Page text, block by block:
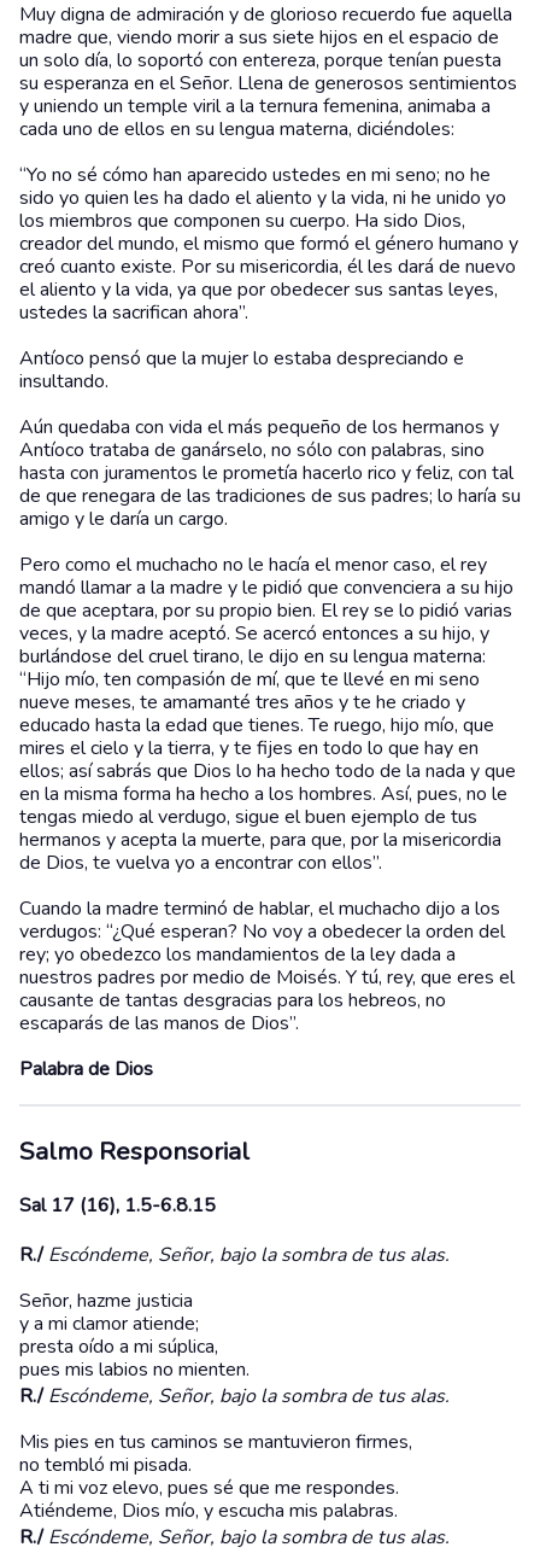
Muy digna de admiración y de glorioso recuerdo fue aquella
madre que, viendo morir a sus siete hijos en el espacio de
un solo día, lo soportó con entereza, porque tenían puesta
su esperanza en el Señor. Llena de generosos sentimientos
y uniendo un temple viril a la ternura femenina, animaba a
cada uno de ellos en su lengua materna, diciéndoles:
“Yo no sé cómo han aparecido ustedes en mi seno; no he
sido yo quien les ha dado el aliento y la vida, ni he unido yo
los miembros que componen su cuerpo. Ha sido Dios,
creador del mundo, el mismo que formó el género humano y
creó cuanto existe. Por su misericordia, él les dará de nuevo
el aliento y la vida, ya que por obedecer sus santas leyes,
ustedes la sacrifican ahora”.
Antíoco pensó que la mujer lo estaba despreciando e
insultando.
Aún quedaba con vida el más pequeño de los hermanos y
Antíoco trataba de ganárselo, no sólo con palabras, sino
hasta con juramentos le prometía hacerlo rico y feliz, con tal
de que renegara de las tradiciones de sus padres; lo haría su
amigo y le daría un cargo.
Pero como el muchacho no le hacía el menor caso, el rey
mandó llamar a la madre y le pidió que convenciera a su hijo
de que aceptara, por su propio bien. El rey se lo pidió varias
veces, y la madre aceptó. Se acercó entonces a su hijo, y
burlándose del cruel tirano, le dijo en su lengua materna:
“Hijo mío, ten compasión de mí, que te llevé en mi seno
nueve meses, te amamanté tres años y te he criado y
educado hasta la edad que tienes. Te ruego, hijo mío, que
mires el cielo y la tierra, y te fijes en todo lo que hay en
ellos; así sabrás que Dios lo ha hecho todo de la nada y que
en la misma forma ha hecho a los hombres. Así, pues, no le
tengas miedo al verdugo, sigue el buen ejemplo de tus
hermanos y acepta la muerte, para que, por la misericordia
de Dios, te vuelva yo a encontrar con ellos”.
Cuando la madre terminó de hablar, el muchacho dijo a los
verdugos: “¿Qué esperan? No voy a obedecer la orden del
rey; yo obedezco los mandamientos de la ley dada a
nuestros padres por medio de Moisés. Y tú, rey, que eres el
causante de tantas desgracias para los hebreos, no
escaparás de las manos de Dios”.
Palabra de Dios
Salmo Responsorial
Sal 17 (16), 1.5-6.8.15
R./ Escóndeme, Señor, bajo la sombra de tus alas.
Señor, hazme justicia
y a mi clamor atiende;
presta oído a mi súplica,
pues mis labios no mienten.
R./ Escóndeme, Señor, bajo la sombra de tus alas.
Mis pies en tus caminos se mantuvieron firmes,
no tembló mi pisada.
A ti mi voz elevo, pues sé que me respondes.
Atiéndeme, Dios mío, y escucha mis palabras.
R./ Escóndeme, Señor, bajo la sombra de tus alas.